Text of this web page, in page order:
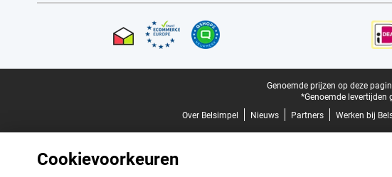
Genoemde prijzen op deze
*Genoemde levertijden
Over Belsimpel
Nieuws Partners Werken bij
Cookievoorkeuren